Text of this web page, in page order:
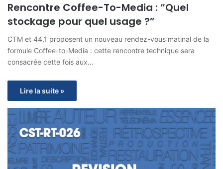
Rencontre Coffee-To-Media : “Quel
stockage pour quel usage ?”
CTM et 44.1 proposent un nouveau rendez-vous matinal de la
formule Coffee-to-Media : cette rencontre technique sera
consacrée cette fois aux…
Lire la suite »